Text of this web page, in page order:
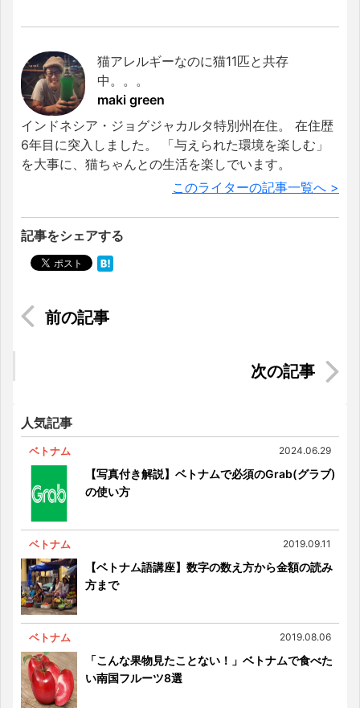
猫アレルギーなのに猫11匹と共存
中。。。
maki green
インドネシア・ジョグジャカルタ特別州在住。 在住歴
6年目に突入しました。 「与えられた環境を楽しむ」
を大事に、猫ちゃんとの生活を楽しでいます。
このライターの記事一覧へ >
記事をシェアする
【インドネシアの祝日】インドネシアと日本の祝
【ベトナム】電子マネー「Zalo Pay」でショッピ
人気記事
ベトナム 2024.06.29
【写真付き解説】ベトナムで必須のGrab(グラブ)
の使い方
ベトナム 2019.09.11
【ベトナム語講座】数字の数え方から金額の読み
方まで
ベトナム 2019.08.06
「こんな果物見たことない！」ベトナムで食べた
い南国フルーツ8選